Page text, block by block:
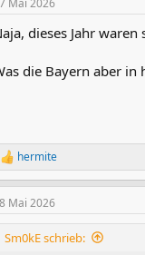
Mai 2026
dieses Jahr
die Bayern aber in
R
e
a
k
t
hermite
Mai 2026
Sm0kE schrieb: